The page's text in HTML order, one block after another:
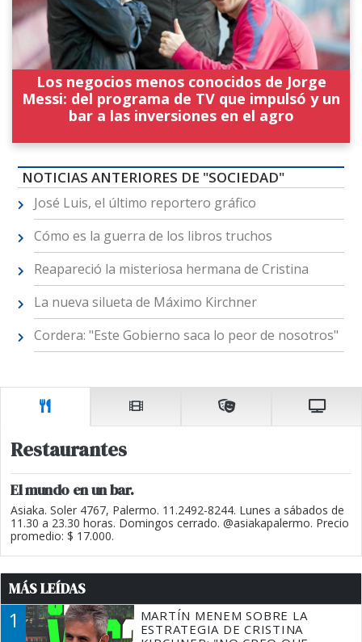
Los negocios menos conocidos de Jorge
Messi: del programa de TV que impulsó y un
bar a las inversiones en el agro
NOTICIAS ANTERIORES DE "SOCIEDAD"
José Luis, el último reportero gráfico
Cómo es la guerra de los libros truchos
Reapareció la misteriosa hermana de Cristina
La nueva silueta de Máximo Kirchner
Cordera: "Este Gobierno saca lo peor de nosotros"
Restaurantes
El mundo en un bar.
Asiaka. Soler 4767, Palermo. 11.2492-8244. Lunes a sábados de
11.30 a 23.30 horas. Domingos cerrado. @asiakapalermo. Precio
promedio: $ 17.000.
MÁS LEÍDAS
1
MARTÍN MENEM SOBRE LA
ESTRATEGIA DE CRISTINA